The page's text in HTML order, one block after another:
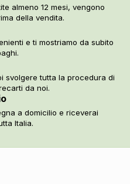
almeno 12 mesi, vengono
della vendita.
e ti mostriamo da subito
svolgere tutta la procedura di
da noi.
a domicilio e riceverai
Italia.